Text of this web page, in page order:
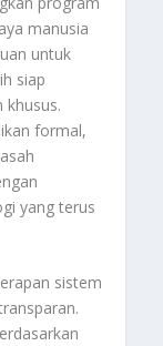
manusia
untuk
siap
khusus.
formal,
yang terus
sistem